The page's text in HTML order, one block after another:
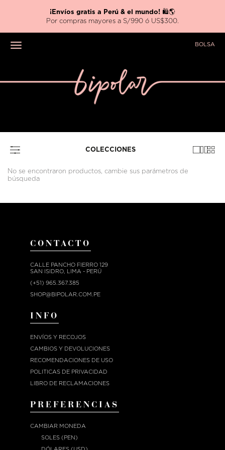
¡Envíos gratis a Perú & el mundo! 🛍️🌎
Por compras mayores a S/990 ó US$300.
Toggle navigation BOLSA
COLECCIONES
No se encontraron productos, cambie sus parámetros de
búsqueda
CONTACTO
CALLE PANCHO FIERRO 129
SAN ISIDRO, LIMA - PERÚ
(+51) 965.367.385
SHOP@BIPOLAR.COM.PE
INFO
ENVÍOS Y RECOJOS
CAMBIOS Y DEVOLUCIONES
RECOMENDACIONES DE USO
POLITICAS DE PRIVACIDAD
LIBRO DE RECLAMACIONES
PREFERENCIAS
CAMBIAR MONEDA
SOLES (PEN)